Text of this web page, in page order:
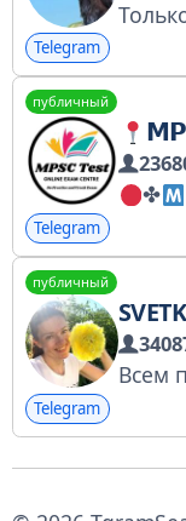
Telegram
публичный
✤
Telegram
публичный
Всем
Telegram